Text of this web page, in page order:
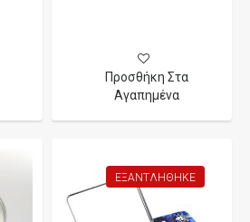
Προσθήκη Στα
Αγαπημένα
ΕΞΑΝΤΛΉΘΗΚΕ